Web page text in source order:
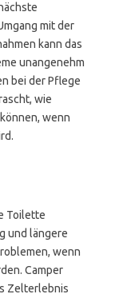
mit der
kann das
unangenehm
bei der Pflege
wie
wenn
Toilette
und längere
wenn
Camper
Zelterlebnis